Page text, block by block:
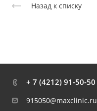
Назад к списку
+ 7 (4212) 91-50-50
915050@maxclinic.ru